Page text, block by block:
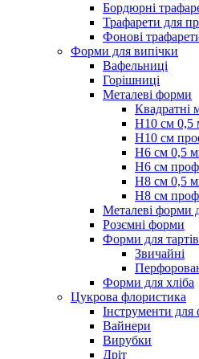
Бордюрні
Трафарети для
Фонові
Форми для випічки
Вафельниці
Горішниці
Металеві форми
Квадратні
Н10 см 0,5
Н10 см
Н6 см 0,5
Н6 см
Н8 см 0,5
Н8 см
Металеві форми
Розємні форми
Форми для тартів
Звичайні
Форми для хліба
Цукрова флористика
Інструменти для
Вайнери
Вирубки
Дріт